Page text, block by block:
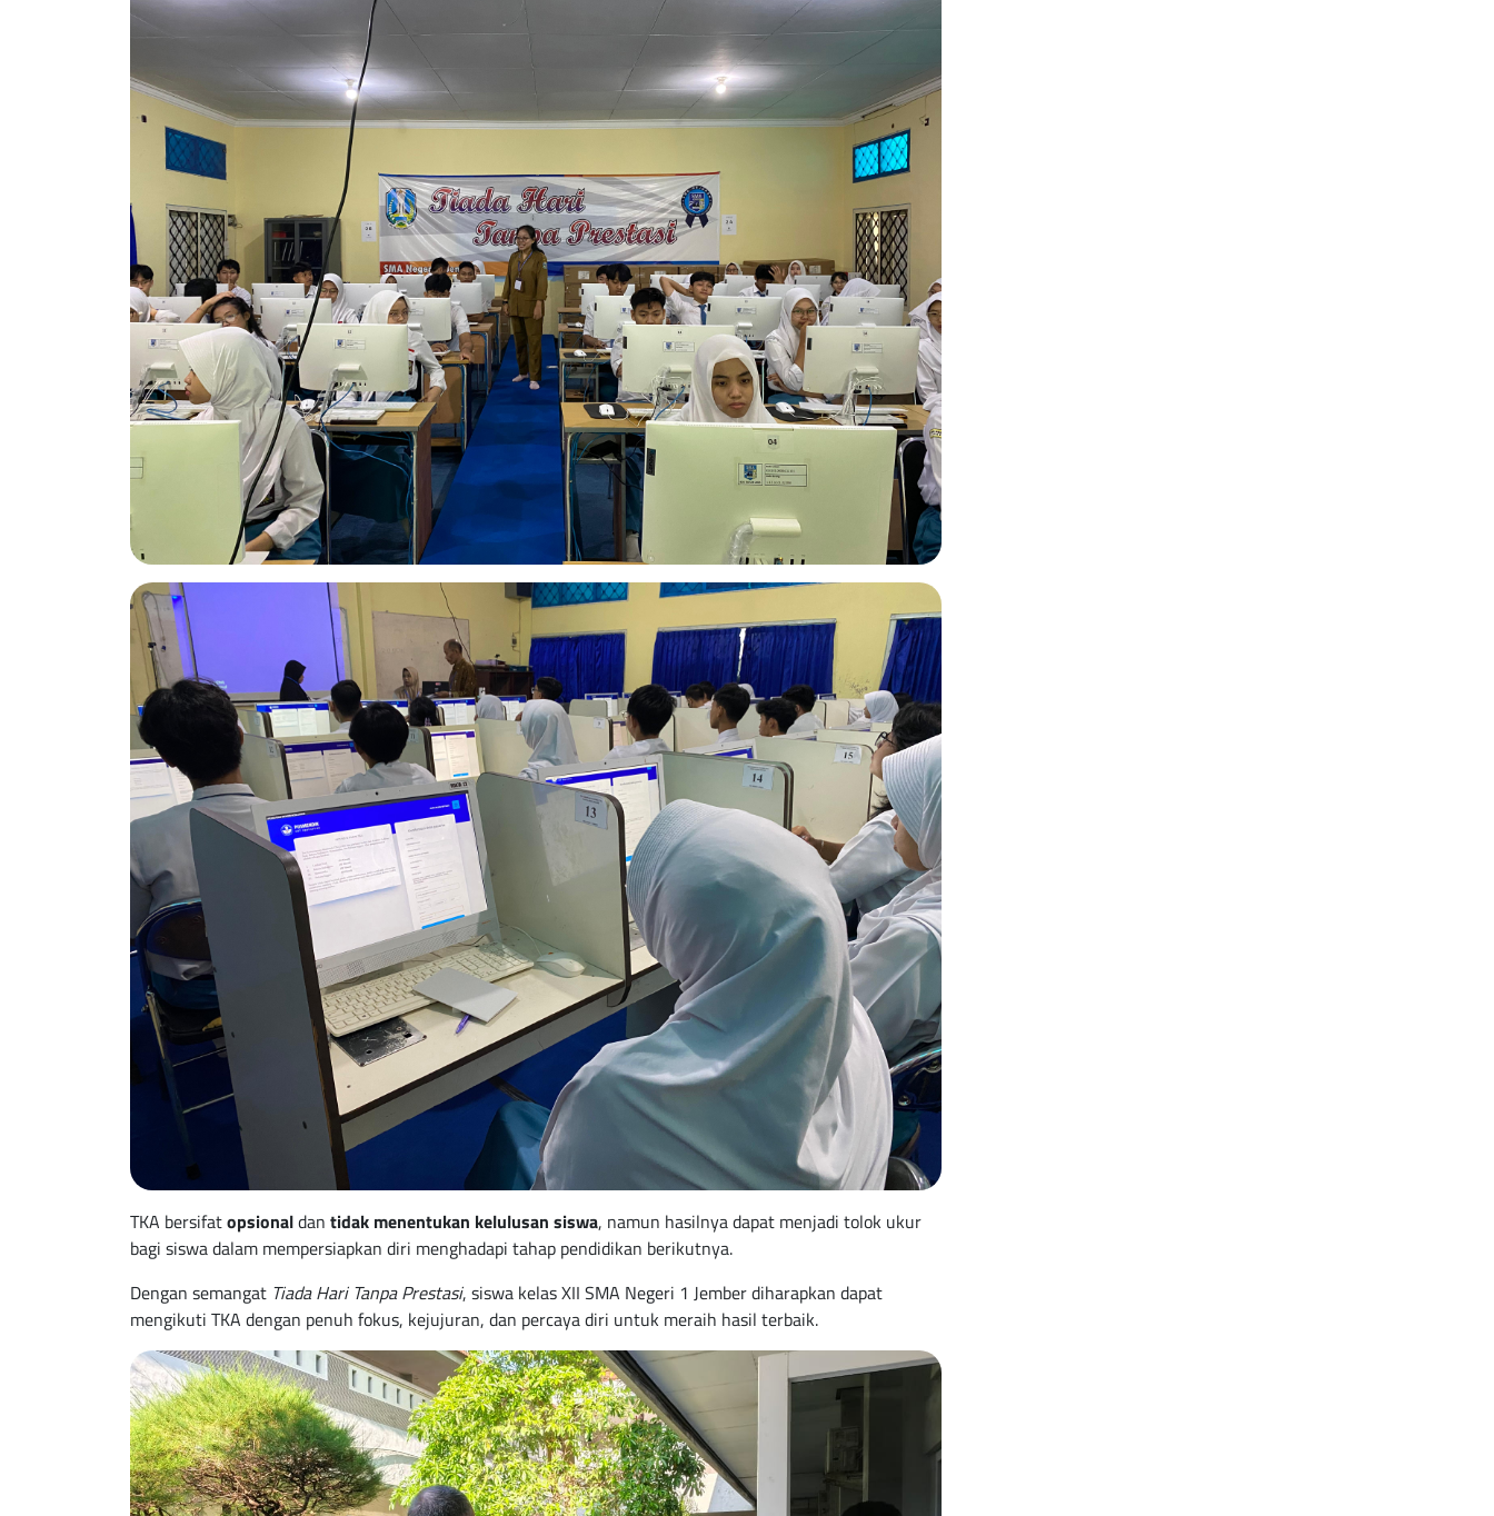
TKA bersifatopsionaldan tidak menentukan kelulusan siswa, namun hasilnya dapat menjadi tolok ukur
bagi siswa dalam mempersiapkan diri menghadapi tahap pendidikan berikutnya.
Dengan semangat Tiada Hari Tanpa Prestasi, siswa kelas XII SMA Negeri 1 Jember diharapkan dapat
mengikuti TKA dengan penuh fokus, kejujuran, dan percaya diri untuk meraih hasil terbaik.